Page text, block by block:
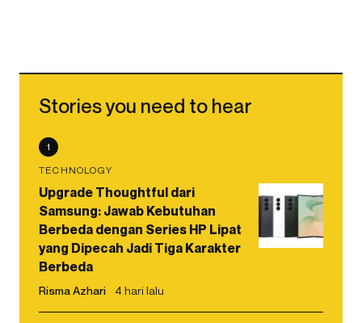
Stories you need to hear
1
TECHNOLOGY
Upgrade Thoughtful dari
Samsung: Jawab Kebutuhan
Berbeda dengan Series HP Lipat
yang Dipecah Jadi Tiga Karakter
Berbeda
Risma Azhari 4 hari lalu